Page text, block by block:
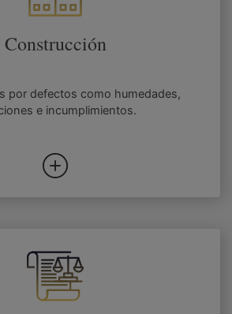
Construcción
por defectos como humedades,
e incumplimientos.